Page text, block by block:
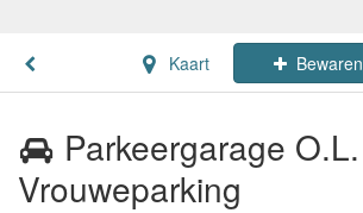
Kaart Bewaren
Parkeergarage O.L.
Vrouweparking